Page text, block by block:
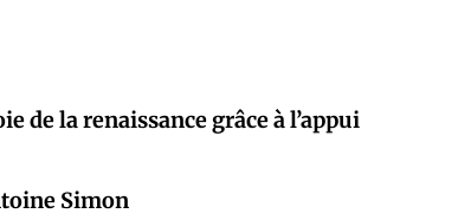
de la renaissance grâce à l’appui
Simon